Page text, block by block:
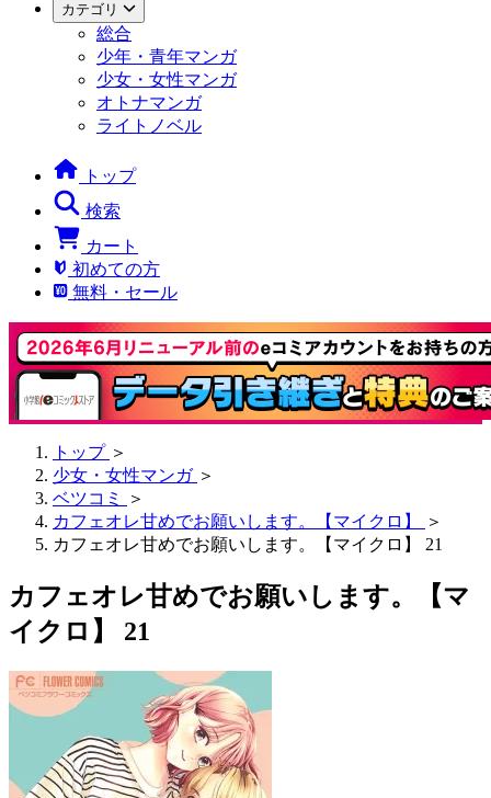
カテゴリ
総合
少年・青年マンガ
少女・女性マンガ
オトナマンガ
ライトノベル
トップ
検索
カート
初めての方
無料・セール
トップ ＞
少女・女性マンガ ＞
ベツコミ
＞
カフェオレ甘めでお願いします。【マイクロ】
＞
カフェオレ甘めでお願いします。【マイクロ】 21
カフェオレ甘めでお願いします。【マ
イクロ】 21